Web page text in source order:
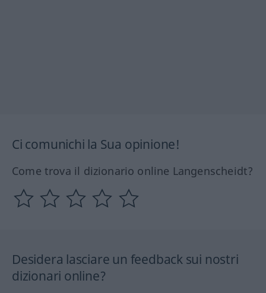
Ci comunichi la Sua opinione!
Come trova il dizionario online Langenscheidt?
Desidera lasciare un feedback sui nostri
dizionari online?